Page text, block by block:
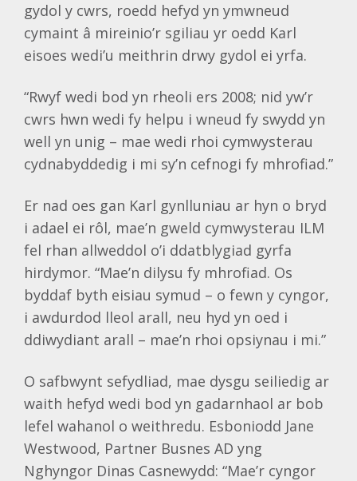
gydol y cwrs, roedd hefyd yn ymwneud
cymaint â mireinio’r sgiliau yr oedd Karl
eisoes wedi’u meithrin drwy gydol ei yrfa.
“Rwyf wedi bod yn rheoli ers 2008; nid yw’r
cwrs hwn wedi fy helpu i wneud fy swydd yn
well yn unig – mae wedi rhoi cymwysterau
cydnabyddedig i mi sy’n cefnogi fy mhrofiad.”
Er nad oes gan Karl gynlluniau ar hyn o bryd
i adael ei rôl, mae’n gweld cymwysterau ILM
fel rhan allweddol o’i ddatblygiad gyrfa
hirdymor. “Mae’n dilysu fy mhrofiad. Os
byddaf byth eisiau symud – o fewn y cyngor,
i awdurdod lleol arall, neu hyd yn oed i
ddiwydiant arall – mae’n rhoi opsiynau i mi.”
O safbwynt sefydliad, mae dysgu seiliedig ar
waith hefyd wedi bod yn gadarnhaol ar bob
lefel wahanol o weithredu. Esboniodd Jane
Westwood, Partner Busnes AD yng
Nghyngor Dinas Casnewydd: “Mae’r cyngor